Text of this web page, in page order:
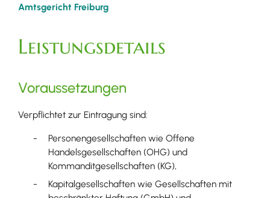
Amtsgericht Freiburg
Leistungsdetails
Voraussetzungen
Verpflichtet zur Eintragung sind:
Personengesellschaften wie Offene
Handelsgesellschaften (OHG) und
Kommanditgesellschaften (KG),
Kapitalgesellschaften wie Gesellschaften mit